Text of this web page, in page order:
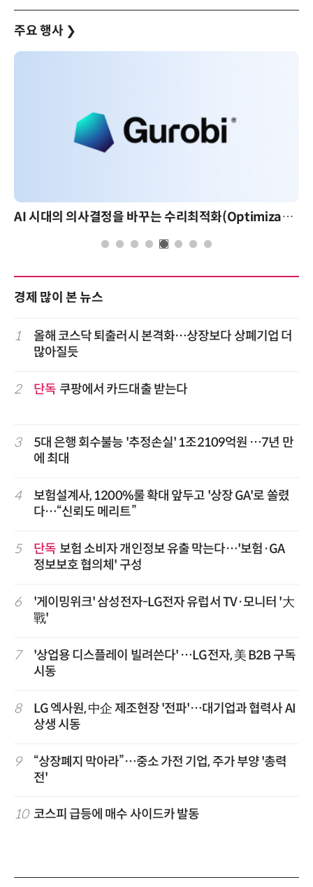
주요 행사 ❯
AI 시대의 의사결정을 바꾸는 수리최적화(Optimization): 실제 산업 적용 사례와 활용 전략
경제 많이 본 뉴스
1
올해 코스닥 퇴출러시 본격화…상장보다 상폐기업 더
많아질듯
2 단독 쿠팡에서 카드대출 받는다
3
5대 은행 회수불능 '추정손실' 1조2109억원 …7년 만
에 최대
4
보험설계사, 1200%룰 확대 앞두고 '상장 GA'로 쏠렸
다…“신뢰도 메리트”
5 단독 보험 소비자 개인정보 유출 막는다…'보험·GA
정보보호 협의체' 구성
6
'게이밍위크' 삼성전자-LG전자 유럽서 TV·모니터 '大
戰'
7
'상업용 디스플레이 빌려쓴다' …LG전자, 美 B2B 구독
시동
8
LG 엑사원, 中企 제조현장 '전파'…대기업과 협력사 AI
상생 시동
9
“상장폐지 막아라”…중소 가전 기업, 주가 부양 '총력
전'
10 코스피 급등에 매수 사이드카 발동